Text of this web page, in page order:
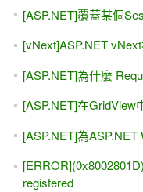
[ASP.NET]覆蓋某個
[vNext]ASP.NET
[ASP.NET]為什麼
[ASP.NET]在
[ASP.NET]為
registered